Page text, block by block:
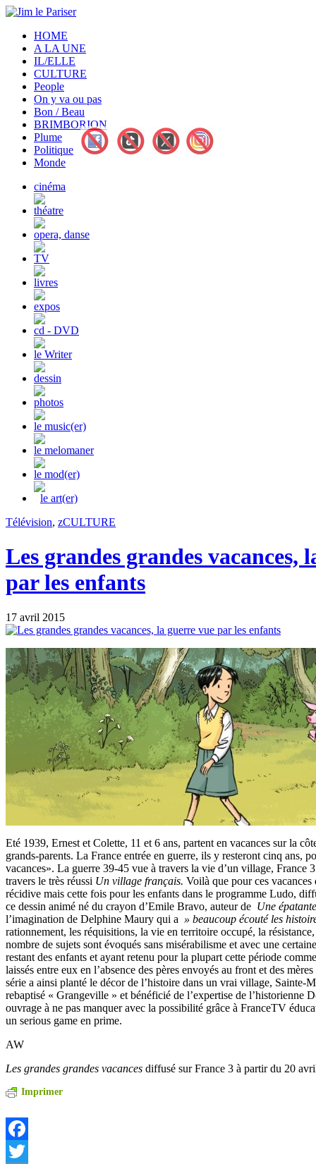
HOME
A LA UNE
IL/ELLE
CULTURE
People
On y va ou pas
Bon / Beau
BRIMBORION
Plume
Politique
Monde
cinéma
théatre
opera, danse
TV
livres
expos
cd - DVD
le Writer
dessin
photos
le music(er)
le melomaner
le mod(er)
le art(er)
Télévision, zCULTURE
Les grandes grandes vacances,
par les enfants
17 avril 2015
Eté 1939, Ernest et Colette, 11 et 6 ans, partent en vacances sur la
grands-parents. La France entrée en guerre, ils y resteront cinq ans,
vacances». La guerre 39-45 vue à travers la vie d’un village, France
travers le très réussi Un village français. Voilà que pour ces vacances
récidive mais cette fois pour les enfants dans le programme Ludo,
ce dessin animé né du crayon d’Emile Bravo, auteur de Une
l’imagination de Delphine Maury qui a » beaucoup écouté les
rationnement, les réquisitions, la vie en territoire occupé, la
nombre de sujets sont évoqués sans misérabilisme et avec une
restant des enfants et ayant retenu pour la plupart cette période
laissés entre eux en l’absence des pères envoyés au front et des
série a ainsi planté le décor de l’histoire dans un vrai village, Sainte-
rebaptisé « Grangeville » et bénéficié de l’expertise de l’historienne
ouvrage à ne pas manquer avec la possibilité grâce à FranceTV
un serious game en prime.
AW
Les grandes grandes vacances diffusé sur France 3 à partir du 20
Imprimer
Facebook